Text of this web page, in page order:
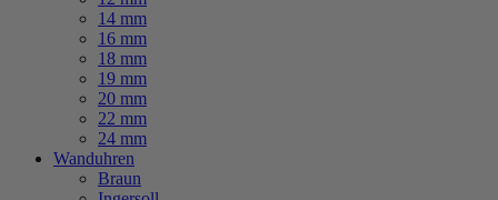
14 mm
16 mm
18 mm
19 mm
20 mm
22 mm
24 mm
Wanduhren
Braun